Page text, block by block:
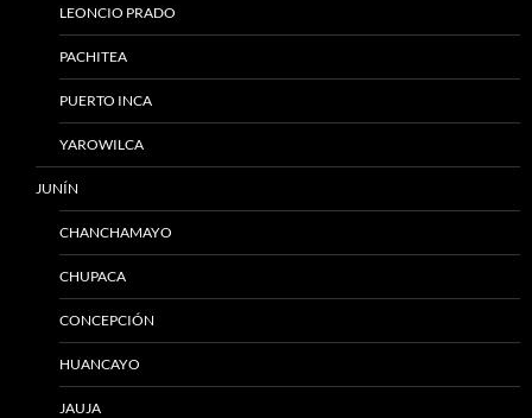
LEONCIO PRADO
PACHITEA
PUERTO INCA
YAROWILCA
JUNÍN
CHANCHAMAYO
CHUPACA
CONCEPCIÓN
HUANCAYO
JAUJA